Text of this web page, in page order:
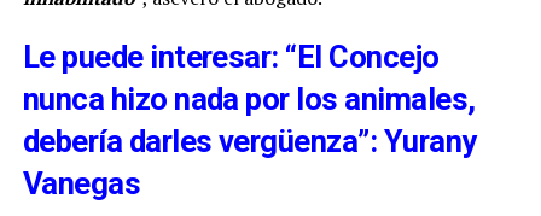
Le puede interesar: “El Concejo
nunca hizo nada por los animales,
debería darles vergüenza”: Yurany
Vanegas